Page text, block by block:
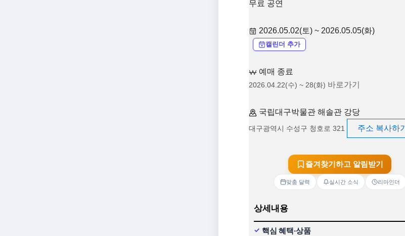
무료 공연
2026.05.02(토) ~ 2026.05.05(화)
캘린더 추가
예매 종료
2026.04.22(수) ~ 28(화) 바로가기
국립대구박물관 해솔관 강당
대구광역시 수성구 청호로 321 주소 복사하기
즐겨찾기하고 알림받기
맞춤 달력 실시간 소식 리마인더
상세내용
핵심 혜택·상품